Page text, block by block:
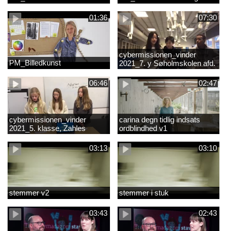
01:36
PM_Billedkunst
07:30
cybermissionen_vinder
2021_7. y Søholmskolen afd.
toftevang
06:46
cybermissionen_vinder
2021_5. klasse, Zahles
gymnasieskole.mp4
02:47
carina degn tidlig indsats
ordblindhed v1
03:13
stemmer v2
03:10
stemmer i stuk
03:43 02:43